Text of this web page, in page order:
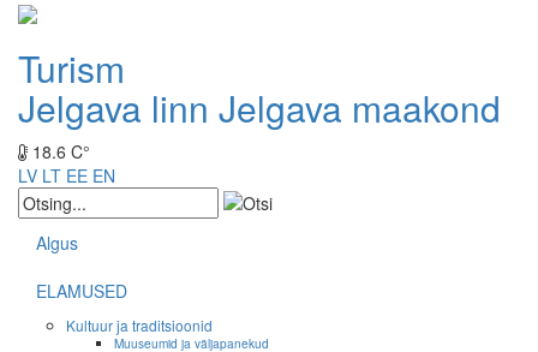
Turism
Jelgava linn Jelgava maakond
18.6 C°
LV LT EE EN
Algus
ELAMUSED
Kultuur ja traditsioonid
Muuseumid ja väljapanekud